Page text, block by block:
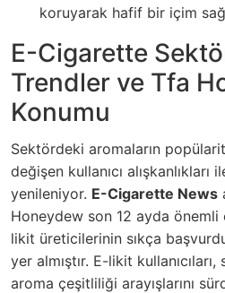
koruyarak hafif bir içim
E-Cigarette
Trendler ve Tfa
Konumu
Sektördeki aromaların
değişen kullanıcı alışkanlıkları
yenileniyor. E-Cigarette News
Honeydew son 12 ayda önemli
likit üreticilerinin sıkça
yer almıştır. E-likit
aroma çeşitliliği arayışlarını